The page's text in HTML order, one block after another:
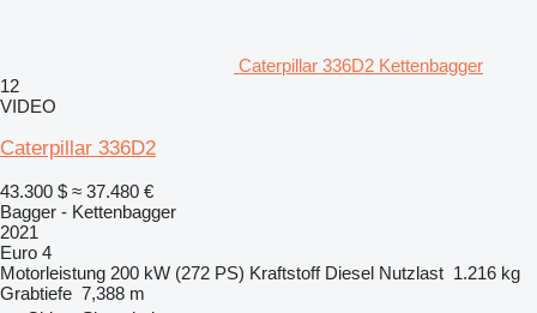
Caterpillar 336D2 Kettenbagger
12
VIDEO
Caterpillar 336D2
43.300 $ ≈ 37.480 €
Bagger - Kettenbagger
2021
Euro 4
Motorleistung 200 kW (272 PS) Kraftstoff Diesel Nutzlast 1.216 kg
Grabtiefe 7,388 m